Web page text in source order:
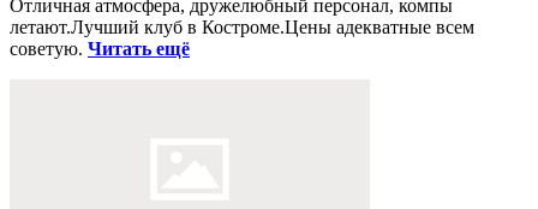
Отличная атмосфера, дружелюбный персонал, компы
летают.Лучший клуб в Костроме.Цены адекватные всем
советую. Читать ещё